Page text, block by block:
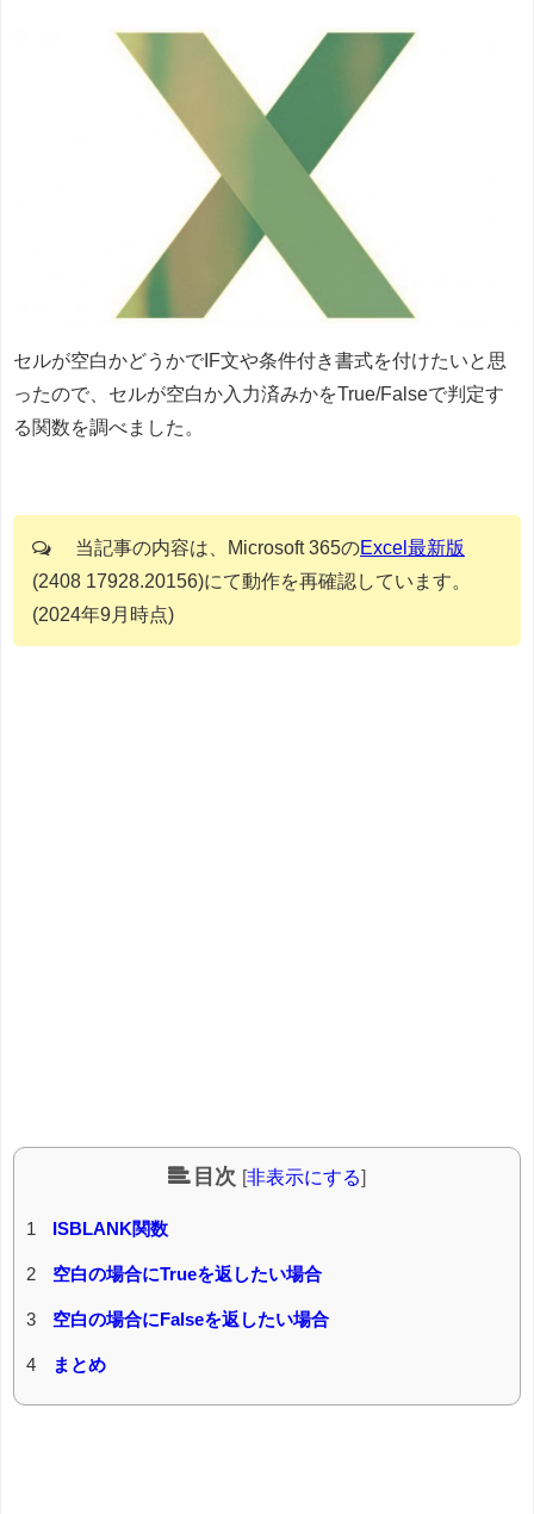
セルが空白かどうかでIF文や条件付き書式を付けたいと思
ったので、セルが空白か入力済みかをTrue/Falseで判定す
る関数を調べました。
当記事の内容は、Microsoft 365のExcel最新版
(2408 17928.20156)にて動作を再確認しています。
(2024年9月時点)
目次 [非表示にする]
1 ISBLANK関数
2 空白の場合にTrueを返したい場合
3 空白の場合にFalseを返したい場合
4 まとめ